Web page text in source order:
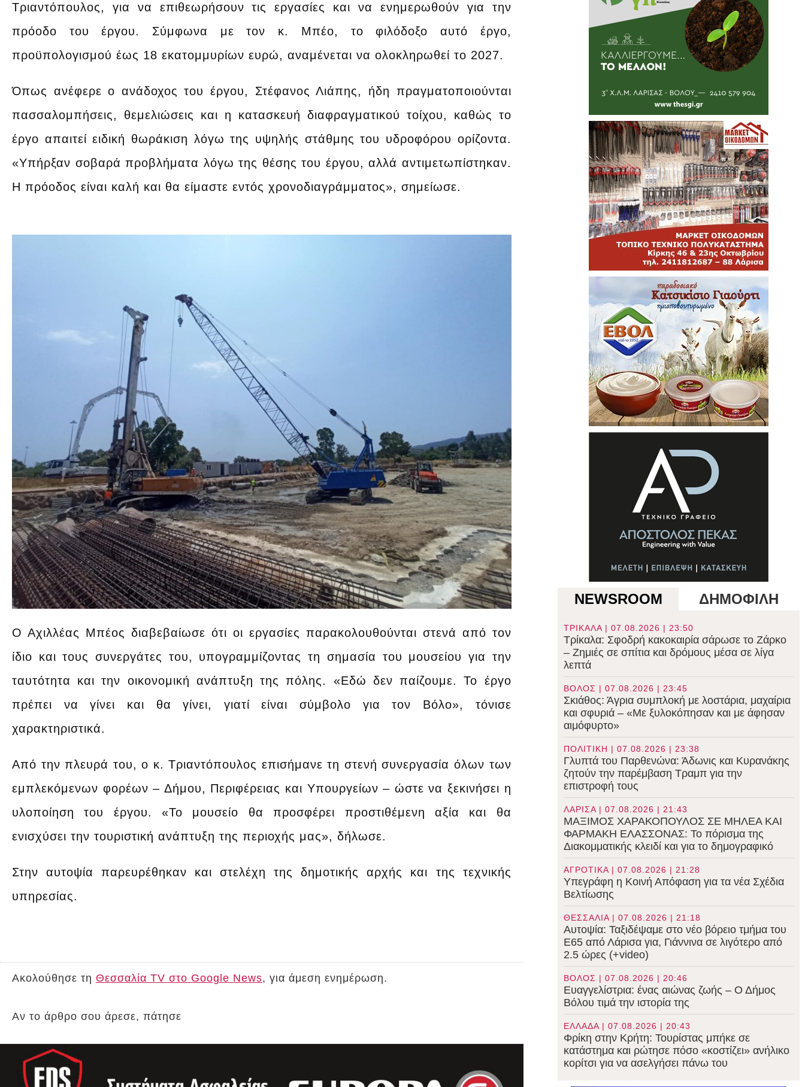
Τριαντόπουλος, για να επιθεωρήσουν τις εργασίες και να ενημερωθούν για την
πρόοδο του έργου. Σύμφωνα με τον κ. Μπέο, το φιλόδοξο αυτό έργο,
προϋπολογισμού έως 18 εκατομμυρίων ευρώ, αναμένεται να ολοκληρωθεί το 2027.
Όπως ανέφερε ο ανάδοχος του έργου, Στέφανος Λιάπης, ήδη πραγματοποιούνται
πασσαλομπήσεις, θεμελιώσεις και η κατασκευή διαφραγματικού τοίχου, καθώς το
έργο απαιτεί ειδική θωράκιση λόγω της υψηλής στάθμης του υδροφόρου ορίζοντα.
«Υπήρξαν σοβαρά προβλήματα λόγω της θέσης του έργου, αλλά αντιμετωπίστηκαν.
Η πρόοδος είναι καλή και θα είμαστε εντός χρονοδιαγράμματος», σημείωσε.
Ο Αχιλλέας Μπέος διαβεβαίωσε ότι οι εργασίες παρακολουθούνται στενά από τον
ίδιο και τους συνεργάτες του, υπογραμμίζοντας τη σημασία του μουσείου για την
ταυτότητα και την οικονομική ανάπτυξη της πόλης. «Εδώ δεν παίζουμε. Το έργο
πρέπει να γίνει και θα γίνει, γιατί είναι σύμβολο για τον Βόλο», τόνισε
χαρακτηριστικά.
Από την πλευρά του, ο κ. Τριαντόπουλος επισήμανε τη στενή συνεργασία όλων των
εμπλεκόμενων φορέων – Δήμου, Περιφέρειας και Υπουργείων – ώστε να ξεκινήσει η
υλοποίηση του έργου. «Το μουσείο θα προσφέρει προστιθέμενη αξία και θα
ενισχύσει την τουριστική ανάπτυξη της περιοχής μας», δήλωσε.
Στην αυτοψία παρευρέθηκαν και στελέχη της δημοτικής αρχής και της τεχνικής
υπηρεσίας.
Ακολούθησε τη Θεσσαλία TV στο Google News, για άμεση ενημέρωση.
Αν το άρθρο σου άρεσε, πάτησε
NEWSROOM ΔΗΜΟΦΙΛΗ
ΤΡΙΚΑΛΑ | 07.08.2026 | 23:50
Τρίκαλα: Σφοδρή κακοκαιρία σάρωσε το Ζάρκο
– Ζημιές σε σπίτια και δρόμους μέσα σε λίγα
λεπτά
ΒΟΛΟΣ | 07.08.2026 | 23:45
Σκιάθος: Άγρια συμπλοκή με λοστάρια, μαχαίρια
και σφυριά – «Με ξυλοκόπησαν και με άφησαν
αιμόφυρτο»
ΠΟΛΙΤΙΚΗ | 07.08.2026 | 23:38
Γλυπτά του Παρθενώνα: Άδωνις και Κυρανάκης
ζητούν την παρέμβαση Τραμπ για την
επιστροφή τους
ΛΑΡΙΣΑ | 07.08.2026 | 21:43
ΜΑΞΙΜΟΣ ΧΑΡΑΚΟΠΟΥΛΟΣ ΣΕ ΜΗΛΕΑ ΚΑΙ
ΦΑΡΜΑΚΗ ΕΛΑΣΣΟΝΑΣ: Το πόρισμα της
Διακομματικής κλειδί και για το δημογραφικό
ΑΓΡΟΤΙΚΑ | 07.08.2026 | 21:28
Υπεγράφη η Κοινή Απόφαση για τα νέα Σχέδια
Βελτίωσης
ΘΕΣΣΑΛΙΑ | 07.08.2026 | 21:18
Αυτοψία: Ταξιδέψαμε στο νέο βόρειο τμήμα του
Ε65 από Λάρισα για, Γιάννινα σε λιγότερο από
2.5 ώρες (+video)
ΒΟΛΟΣ | 07.08.2026 | 20:46
Ευαγγελίστρια: ένας αιώνας ζωής – Ο Δήμος
Βόλου τιμά την ιστορία της
ΕΛΛΑΔΑ | 07.08.2026 | 20:43
Φρίκη στην Κρήτη: Τουρίστας μπήκε σε
κατάστημα και ρώτησε πόσο «κοστίζει» ανήλικο
κορίτσι για να ασελγήσει πάνω του